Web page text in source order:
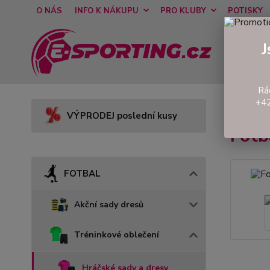
O NÁS INFO K NÁKUPU PRO KLUBY POTISKY
VÝPRODEJ poslední kusy
FOTBAL
Akční sady dresů
Tréninkové oblečení